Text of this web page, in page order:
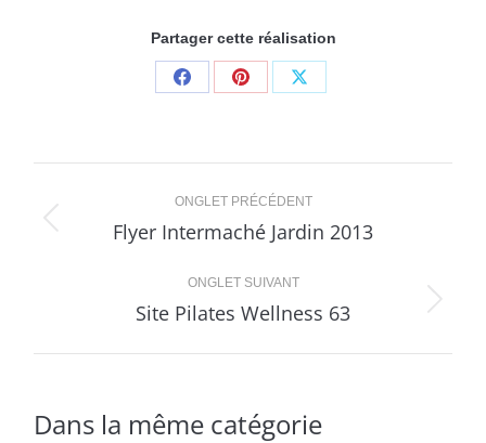
Partager cette réalisation
Share
Share
Share
Navigation
de
commentaire
ONGLET PRÉCÉDENT
Onglet
Flyer Intermaché Jardin 2013
ONGLET SUIVANT
Projets
Site Pilates Wellness 63
Dans la même catégorie